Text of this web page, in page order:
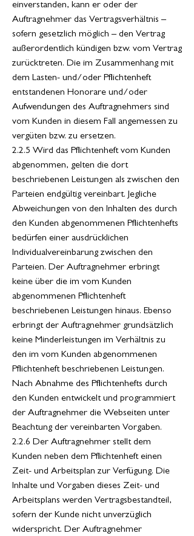
einverstanden, kann er oder der
Auftragnehmer das Vertragsverhältnis –
sofern gesetzlich möglich – den Vertrag
außerordentlich kündigen bzw. vom Vertrag
zurücktreten. Die im Zusammenhang mit
dem Lasten- und/oder Pflichtenheft
entstandenen Honorare und/oder
Aufwendungen des Auftragnehmers sind
vom Kunden in diesem Fall angemessen zu
vergüten bzw. zu ersetzen.
2.2.5 Wird das Pflichtenheft vom Kunden
abgenommen, gelten die dort
beschriebenen Leistungen als zwischen den
Parteien endgültig vereinbart. Jegliche
Abweichungen von den Inhalten des durch
den Kunden abgenommenen Pflichtenhefts
bedürfen einer ausdrücklichen
Individualvereinbarung zwischen den
Parteien. Der Auftragnehmer erbringt
keine über die im vom Kunden
abgenommenen Pflichtenheft
beschriebenen Leistungen hinaus. Ebenso
erbringt der Auftragnehmer grundsätzlich
keine Minderleistungen im Verhältnis zu
den im vom Kunden abgenommenen
Pflichtenheft beschriebenen Leistungen.
Nach Abnahme des Pflichtenhefts durch
den Kunden entwickelt und programmiert
der Auftragnehmer die Webseiten unter
Beachtung der vereinbarten Vorgaben.
2.2.6 Der Auftragnehmer stellt dem
Kunden neben dem Pflichtenheft einen
Zeit- und Arbeitsplan zur Verfügung. Die
Inhalte und Vorgaben dieses Zeit- und
Arbeitsplans werden Vertragsbestandteil,
sofern der Kunde nicht unverzüglich
widerspricht. Der Auftragnehmer